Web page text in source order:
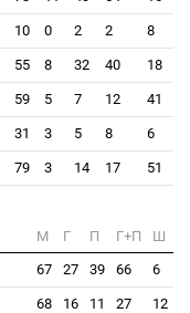
10 0 2 2 8
55 8 32 40 18
59 5 7 12 41
31 3 5 8 6
79 3 14 17 51
M Г П Г+П
Ш
67 27 39 66 6
68 16 11 27 12